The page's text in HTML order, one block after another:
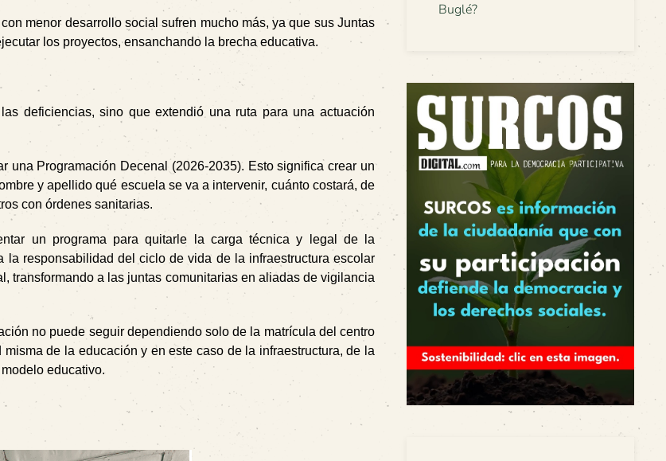
menor desarrollo social sufren mucho más, ya que sus Juntas
los proyectos, ensanchando la brecha educativa.
deficiencias, sino que extendió una ruta para una actuación
una Programación Decenal (2026-2035). Esto significa crear un
y apellido qué escuela se va a intervenir, cuánto costará, de
con órdenes sanitarias.
un programa para quitarle la carga técnica y legal de la
responsabilidad del ciclo de vida de la infraestructura escolar
transformando a las juntas comunitarias en aliadas de vigilancia
no puede seguir dependiendo solo de la matrícula del centro
de la educación y en este caso de la infraestructura, de la
educativo.
Buglé?